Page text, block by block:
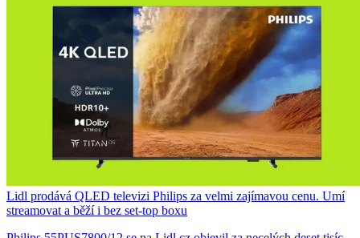
Lidl prodává QLED televizi Philips za velmi zajímavou cenu. Umí
streamovat a běží i bez set-top boxu